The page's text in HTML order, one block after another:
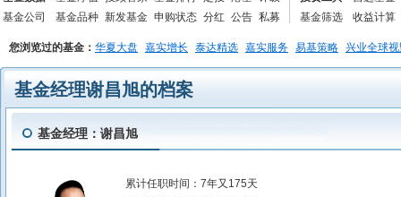
基金公司
基金品种 新发基金 申购状态 分红 公告 私募
基金筛选
收益计算
您浏览过的基金： 华夏大盘 嘉实增长 泰达精选 嘉实服务 易基策略 兴业全球
基金经理谢昌旭的档案
基金经理：谢昌旭
累计任职时间： 7年又175天